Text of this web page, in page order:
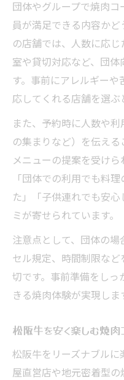
団体やグループで焼肉
員が満足できる内容か
の店舗では、人数に応
室や貸切対応など、団
す。事前にアレルギー
応してくれる店舗を選ぶ
また、予約時に人数や
の集まりなど）を伝え
メニューの提案を受け
「団体での利用でも料
た」「子供連れでも安
ミが寄せられています。
注意点として、団体の
セル規定、時間制限な
切です。事前準備をしっ
きる焼肉体験が実現しま
松阪牛を安く楽しむ焼肉
松阪牛をリーズナブル
屋直営店や地元密着型